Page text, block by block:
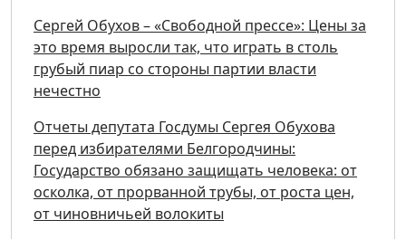
Сергей Обухов – «Свободной прессе»: Цены за
это время выросли так, что играть в столь
грубый пиар со стороны партии власти
нечестно
Отчеты депутата Госдумы Сергея Обухова
перед избирателями Белгородчины:
Государство обязано защищать человека: от
осколка, от прорванной трубы, от роста цен,
от чиновничьей волокиты